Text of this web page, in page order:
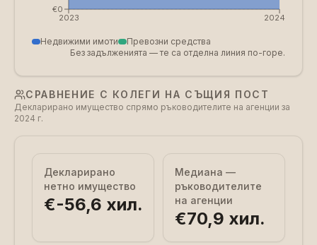
2023 2024
€0
Недвижими имоти
Превозни средства
Без задълженията — те са отделна линия по-горе.
СРАВНЕНИЕ С КОЛЕГИ НА СЪЩИЯ ПОСТ
Декларирано имущество спрямо ръководителите на агенции за
2024 г.
Декларирано
нетно имущество
€-56,6 хил.
Медиана —
ръководителите
на агенции
€70,9 хил.